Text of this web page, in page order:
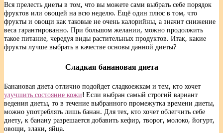
Вся прелесть диеты в том, что вы можете сами выбрать себе порядок
фруктов или овощей на всю неделю. Ещё один плюс в том, что
фрукты и овощи как таковые не очень калорийны, а значит снижение
веса гарантированно. При большом желании, можно продолжить
такое питание, чередуя виды растительных продуктов. Итак, какие
фрукты лучше выбрать в качестве основы данной диеты?
Сладкая банановая диета
Банановая диета отлично подойдет сладкоежкам и тем, кто хочет
улучшить состояние кожи! Если выбран самый строгий вариант
ведения диеты, то в течение выбранного промежутка времени диеты,
можно употреблять лишь банан. Для тех, кто хочет облегчить себе
диету, к банану разрешается добавить кефир, творог, молоко, йогурт,
овощи, злаки, яйца.